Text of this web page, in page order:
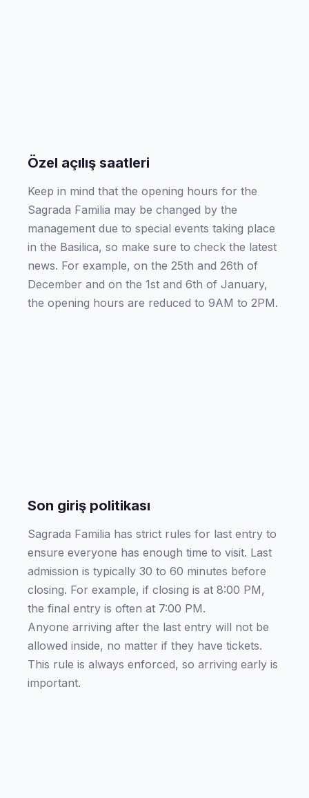
Özel açılış saatleri
Keep in mind that the opening hours for the
Sagrada Familia may be changed by the
management due to special events taking place
in the Basilica, so make sure to check the latest
news. For example, on the 25th and 26th of
December and on the 1st and 6th of January,
the opening hours are reduced to 9AM to 2PM.
Son giriş politikası
Sagrada Familia has strict rules for last entry to
ensure everyone has enough time to visit. Last
admission is typically 30 to 60 minutes before
closing. For example, if closing is at 8:00 PM,
the final entry is often at 7:00 PM.
Anyone arriving after the last entry will not be
allowed inside, no matter if they have tickets.
This rule is always enforced, so arriving early is
important.